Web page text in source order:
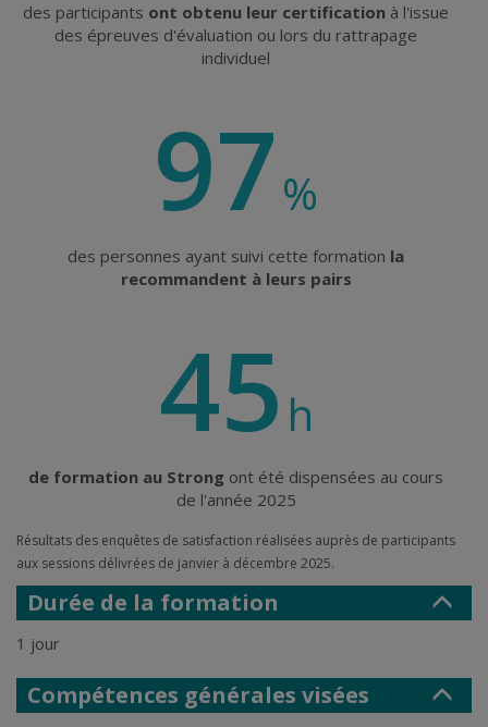
des participants ont obtenu leur certification à l'issue
des épreuves d'évaluation ou lors du rattrapage
individuel
97%
des personnes ayant suivi cette formation la
recommandent à leurs pairs
45 h
de formation au Strong ont été dispensées au cours
de l'année 2025
Résultats des enquêtes de satisfaction réalisées auprès de participants
aux sessions délivrées de janvier à décembre 2025.
Durée de la formation
1 jour
Compétences générales visées